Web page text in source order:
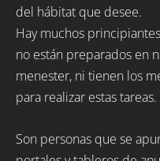
del hábitat que desee.
Hay muchos
no están preparados en
menester, ni tienen los
para realizar estas tareas.
Son personas que se